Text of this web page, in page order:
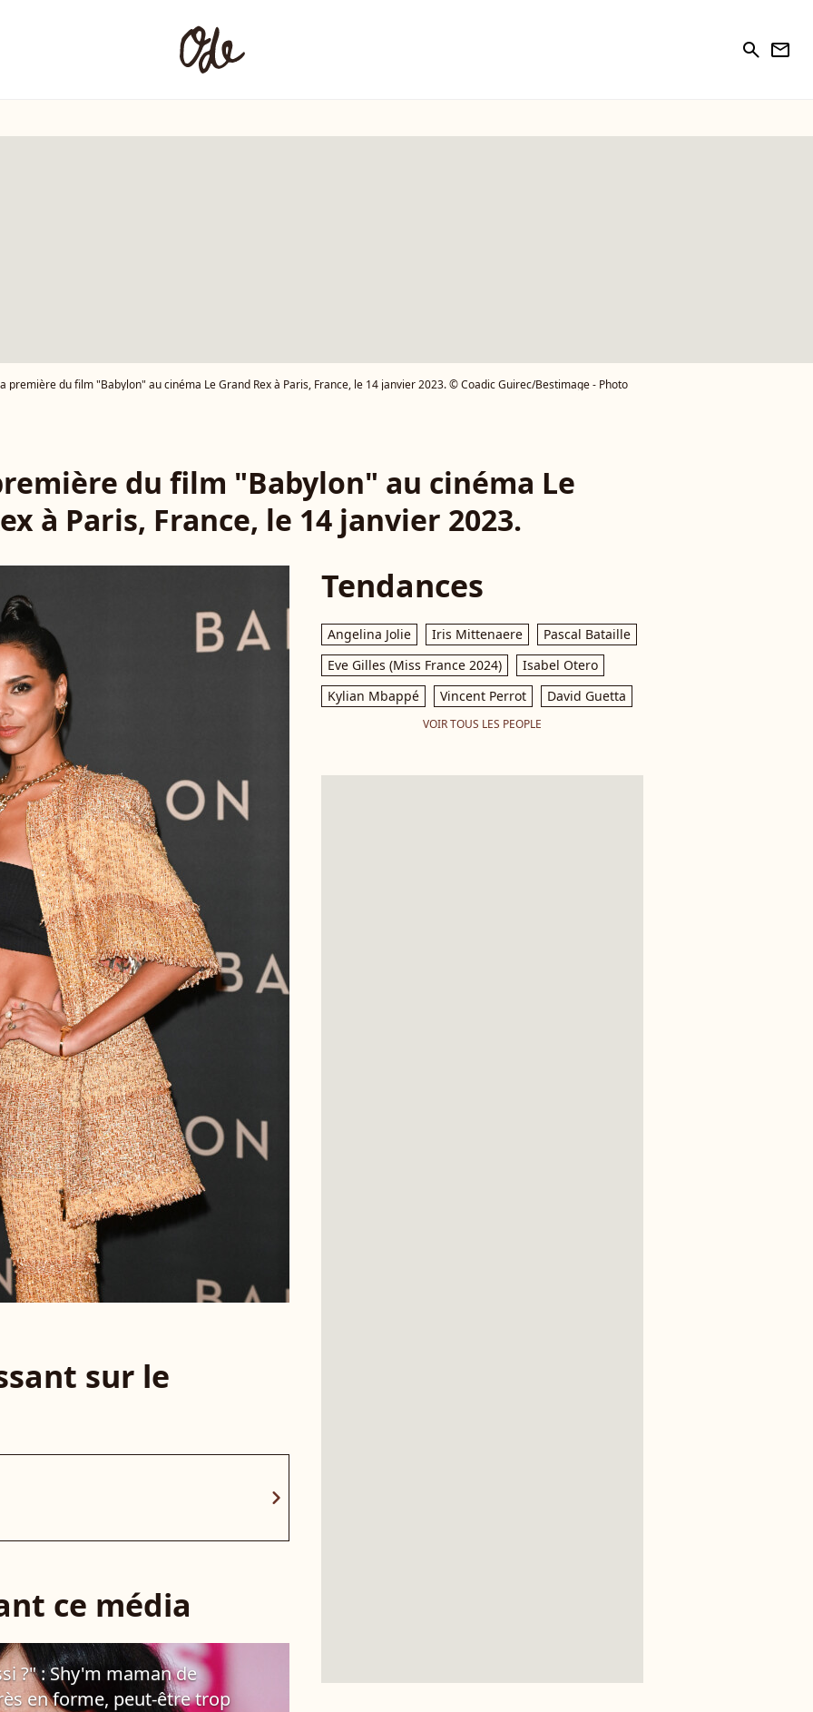
search newsletter
première du film "Babylon" au cinéma Le Grand Rex à Paris, France, le 14 janvier 2023. © Coadic Guirec/Bestimage - Photo
du film "Babylon" au cinéma Le
à Paris, France, le 14 janvier 2023.
sur le
chevron_right
ce média
?" : Shy'm maman de
en forme, peut-être trop
Tendances
Angelina Jolie Iris Mittenaere
Pascal Bataille
Eve Gilles (Miss France 2024)
Isabel Otero
Kylian Mbappé
Vincent Perrot David Guetta
VOIR TOUS LES PEOPLE